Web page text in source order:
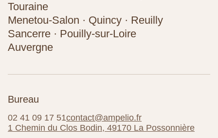
Touraine
Menetou-Salon · Quincy · Reuilly
Sancerre · Pouilly-sur-Loire
Auvergne
Bureau
02 41 09 17 51contact@ampelio.fr
1 Chemin du Clos Bodin, 49170 La Possonnière